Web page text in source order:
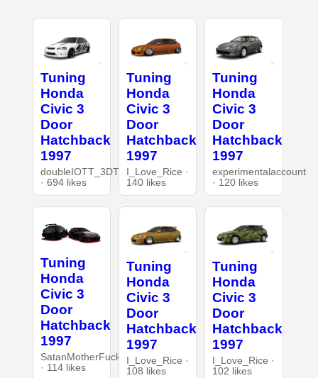
Tuning
Honda
Civic 3
Door
Hatchback
1997
doubleIOTT_3DT
· 694 likes
Tuning
Honda
Civic 3
Door
Hatchback
1997
I_Love_Rice ·
140 likes
Tuning
Honda
Civic 3
Door
Hatchback
1997
experimentalaccount
· 120 likes
Tuning
Honda
Civic 3
Door
Hatchback
1997
SatanMotherFucker
· 114 likes
Tuning
Honda
Civic 3
Door
Hatchback
1997
I_Love_Rice ·
108 likes
Tuning
Honda
Civic 3
Door
Hatchback
1997
I_Love_Rice ·
102 likes